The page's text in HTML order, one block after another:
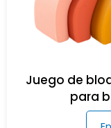
Juego de
para